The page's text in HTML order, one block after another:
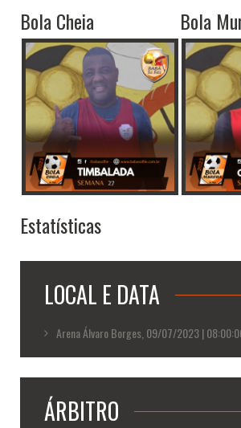
Bola Cheia Bola
Estatísticas
LOCAL E DATA
Arena Álvaro Borges, 09/07/2023 |
ÁRBITRO